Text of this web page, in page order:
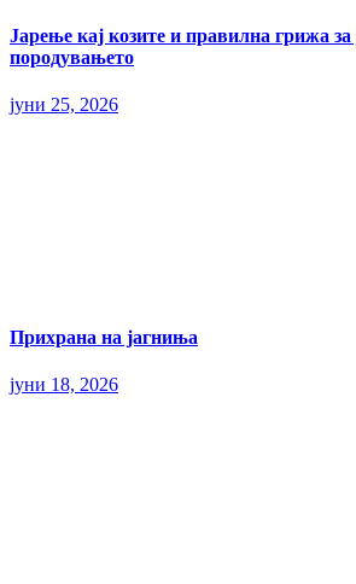
Јарење кај козите и правилна грижа
породувањето
јуни 25, 2026
Прихрана на јагниња
јуни 18, 2026